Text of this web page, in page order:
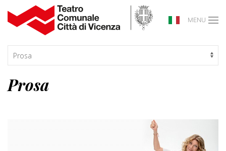
MENU
Prosa